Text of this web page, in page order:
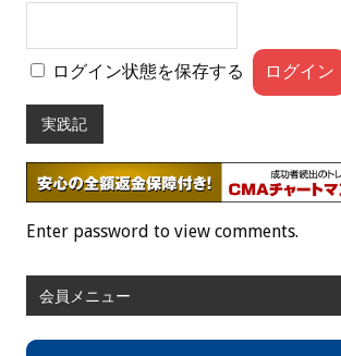
ログイン状態を保存する
実践記
Enter password to view comments.
会員メニュー